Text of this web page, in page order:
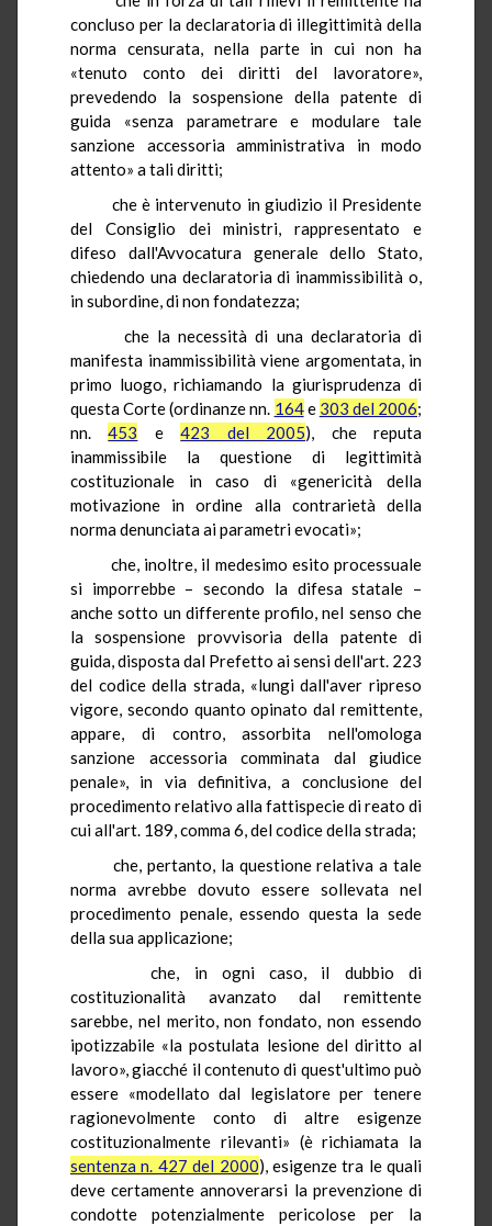
concluso per la declaratoria di illegittimità della
norma censurata, nella parte in cui non ha
«tenuto conto dei diritti del lavoratore»,
prevedendo la sospensione della patente di
guida «senza parametrare e modulare tale
sanzione accessoria amministrativa in modo
attento» a tali diritti;
che è intervenuto in giudizio il Presidente
del Consiglio dei ministri, rappresentato e
difeso dall'Avvocatura generale dello Stato,
chiedendo una declaratoria di inammissibilità o,
in subordine, di non fondatezza;
che la necessità di una declaratoria di
manifesta inammissibilità viene argomentata, in
primo luogo, richiamando la giurisprudenza di
questa Corte (ordinanze nn. 164e 303 del 2006;
nn.453 e423 del 2005), che reputa
inammissibile la questione di legittimità
costituzionale in caso di «genericità della
motivazione in ordine alla contrarietà della
norma denunciata ai parametri evocati»;
che, inoltre, il medesimo esito processuale
si imporrebbe – secondo la difesa statale –
anche sotto un differente profilo, nel senso che
la sospensione provvisoria della patente di
guida, disposta dal Prefetto ai sensi dell'art. 223
del codice della strada, «lungi dall'aver ripreso
vigore, secondo quanto opinato dal remittente,
appare, di contro, assorbita nell'omologa
sanzione accessoria comminata dal giudice
penale», in via definitiva, a conclusione del
procedimento relativo alla fattispecie di reato di
cui all'art. 189, comma 6, del codice della strada;
che, pertanto, la questione relativa a tale
norma avrebbe dovuto essere sollevata nel
procedimento penale, essendo questa la sede
della sua applicazione;
che, in ogni caso, il dubbio di
costituzionalità avanzato dal remittente
sarebbe, nel merito, non fondato, non essendo
ipotizzabile «la postulata lesione del diritto al
lavoro», giacché il contenuto di quest'ultimo può
essere «modellato dal legislatore per tenere
ragionevolmente conto di altre esigenze
costituzionalmente rilevanti» (è richiamata la
sentenza n. 427 del 2000), esigenze tra le quali
deve certamente annoverarsi la prevenzione di
condotte potenzialmente pericolose per la